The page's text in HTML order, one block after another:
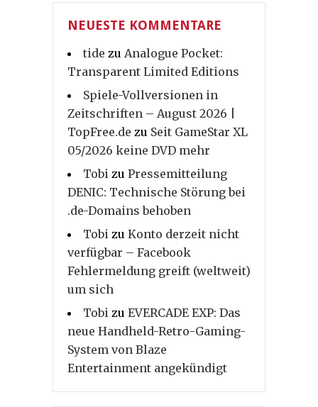
NEUESTE KOMMENTARE
tide zu Analogue Pocket:
Transparent Limited Editions
Spiele-Vollversionen in
Zeitschriften – August 2026 |
TopFree.de zu Seit GameStar XL
05/2026 keine DVD mehr
Tobi zu Pressemitteilung
DENIC: Technische Störung bei
.de-Domains behoben
Tobi zu Konto derzeit nicht
verfügbar – Facebook
Fehlermeldung greift (weltweit)
um sich
Tobi zu EVERCADE EXP: Das
neue Handheld-Retro-Gaming-
System von Blaze
Entertainment angekündigt